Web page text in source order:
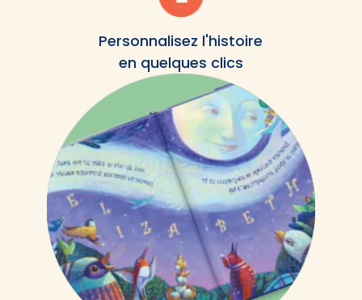
Personnalisez l'histoire
en quelques clics